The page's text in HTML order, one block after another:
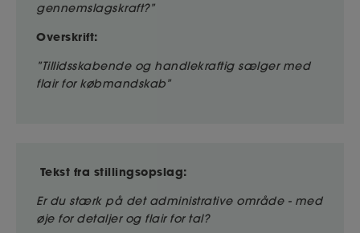
gennemslagskraft?”
Overskrift:
”Tillidsskabende og handlekraftig sælger med
flair for købmandskab”
Tekst fra stillingsopslag:
Er du stærk på det administrative område - med
øje for detaljer og flair for tal?